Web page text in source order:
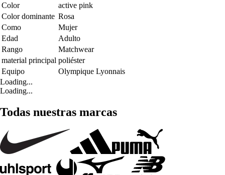
Color
active pink
Color dominante Rosa
Como
Mujer
Edad
Adulto
Rango
Matchwear
material principal poliéster
Equipo
Olympique Lyonnais
Loading...
Loading...
Todas nuestras marcas